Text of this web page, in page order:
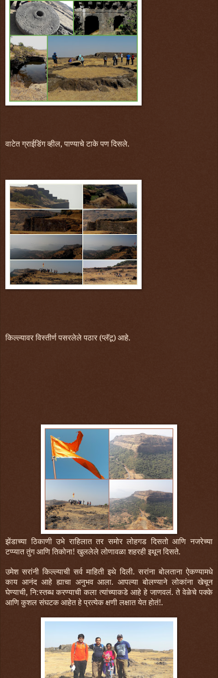
वाटेत ग्राईडिंग व्हील, पाण्याचे टाके पण दिसले.
किल्ल्यावर विस्तीर्ण पसरलेले पठार (प्लॅटू) आहे.
झेंडाच्या ठिकाणी उभे राहिलात तर समोर लोहगड दिसतो आणि नजरेच्या
टप्प्यात तुंग आणि तिकोना! खुललेले लोणावळा शहरही इथून दिसते.
उमेश सरांनी किल्ल्याची सर्व माहिती इथे दिली. सरांना बोलताना ऐकण्यामधे
काय आनंद आहे ह्याचा अनुभव आला. आपल्या बोलण्याने लोकांना खेचून
घेण्याची, नि:स्तब्ध करण्याची कला त्यांच्याकडे आहे हे जाणवलं. ते वेळेचे पक्के
आणि कुशल संघटक आहेत हे प्रत्येक क्षणी लक्षात येत होतं!.